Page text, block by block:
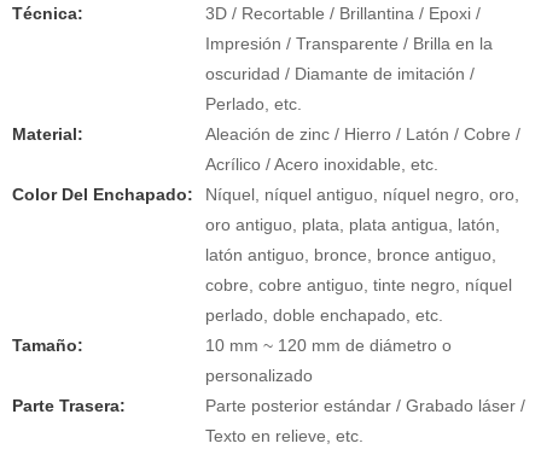
Técnica:
3D / Recortable / Brillantina / Epoxi /
Impresión / Transparente / Brilla en la
oscuridad / Diamante de imitación /
Perlado, etc.
Material:
Aleación de zinc / Hierro / Latón / Cobre /
Acrílico / Acero inoxidable, etc.
Color Del Enchapado:
Níquel, níquel antiguo, níquel negro, oro,
oro antiguo, plata, plata antigua, latón,
latón antiguo, bronce, bronce antiguo,
cobre, cobre antiguo, tinte negro, níquel
perlado, doble enchapado, etc.
Tamaño:
10 mm ~ 120 mm de diámetro o
personalizado
Parte Trasera:
Parte posterior estándar / Grabado láser /
Texto en relieve, etc.